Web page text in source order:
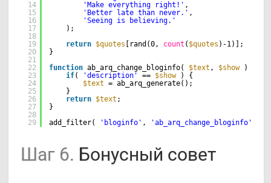
14
15
16
17
18
19
20
21
22
23
24
25
26
27
28
29
'Make everything right!' ,
'Better late than never.' ,
'Seeing is believing.'
);
return $quotes [rand(0, count ( $quotes )-1)];
}
function ab_arq_change_bloginfo( $text , $show
) {
if( 'description' == $show
) {
$text
= ab_arq_generate();
}
return $text ;
}
add_filter(
'bloginfo' , 'ab_arq_change_bloginfo'
Шаг 6. Бонусный совет